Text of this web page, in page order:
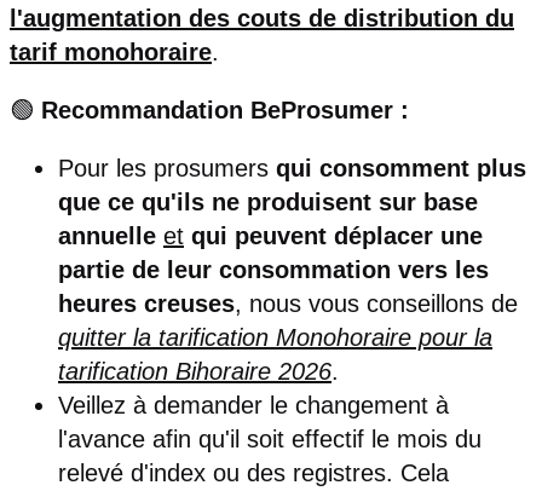
l'augmentation des couts de distribution du
tarif monohoraire.
🟢 Recommandation BeProsumer :
Pour les prosumers qui consomment plus
que ce qu'ils ne produisent sur base
annuelle et qui peuvent déplacer une
partie de leur consommation vers les
heures creuses, nous vous conseillons de
quitter la tarification Monohoraire pour la
tarification Bihoraire 2026.
Veillez à demander le changement à
l'avance afin qu'il soit effectif le mois du
relevé d'index ou des registres. Cela